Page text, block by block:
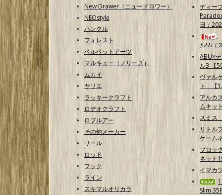
New Drawer（ニュードロワー）
NEOstyle
ハンクル
フォレスト
ベルベットアーツ
マルキュー（ノリーズ）
ムカイ
ヤリエ
ラッキークラフト
ロデオクラフト
ロブルアー
その他メーカー
リール
ロッド
フック
ライン
スキマルオリカラ
ディー
日：
ルSS（
ABU×
ル3 【
ヴァル
ト 【
アルカ
ムキッ
スミス
リトル
ゲーム
プロッ
ネット
イマカ
Slim